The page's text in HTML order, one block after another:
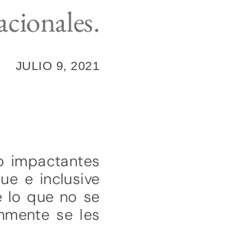
JULIO 9, 2021
impactantes
e inclusive
lo que no se
se les